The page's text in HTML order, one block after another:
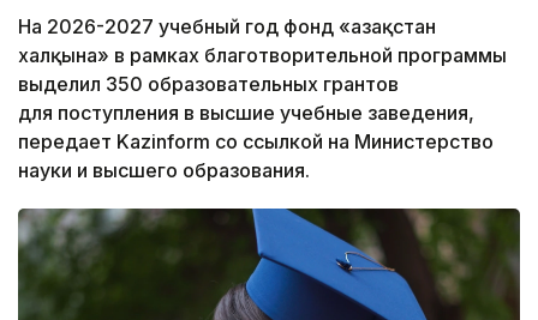
На 2026-2027 учебный год фонд «Қазақстан
халқына» в рамках благотворительной программы
выделил 350 образовательных грантов
для поступления в высшие учебные заведения,
передает Kazinform со ссылкой на Министерство
науки и высшего образования.